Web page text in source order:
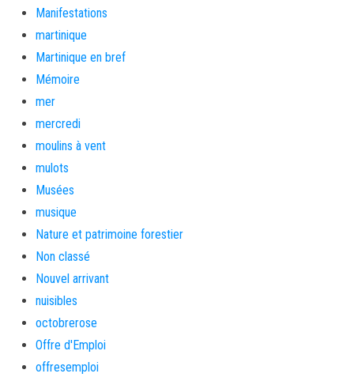
Manifestations
martinique
Martinique en bref
Mémoire
mer
mercredi
moulins à vent
mulots
Musées
musique
Nature et patrimoine forestier
Non classé
Nouvel arrivant
nuisibles
octobrerose
Offre d'Emploi
offresemploi